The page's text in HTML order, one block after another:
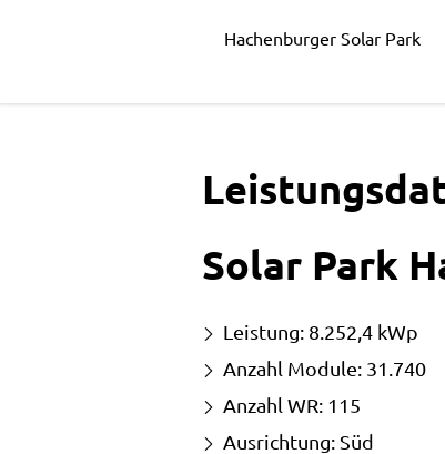
Hachenburger Solar Park
Solar Park
Leistung: 8.252,4 kWp
Anzahl Module: 31.740
Anzahl WR: 115
Ausrichtung: Süd